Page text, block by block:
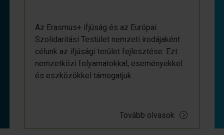
Az Erasmus+ ifjúság és az Európai
Szolidaritási Testület nemzeti irodájaként
célunk az ifjúsági terület fejlesztése. Ezt
nemzetközi folyamatokkal, eseményekkel
és eszközökkel támogatjuk.
Tovább olvasok